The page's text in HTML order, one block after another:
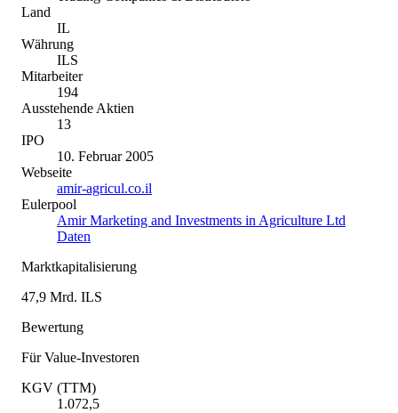
Land
IL
Währung
ILS
Mitarbeiter
194
Ausstehende Aktien
13
IPO
10. Februar 2005
Webseite
amir-agricul.co.il
Eulerpool
Amir Marketing and Investments in Agriculture Ltd
Daten
Marktkapitalisierung
47,9 Mrd. ILS
Bewertung
Für Value-Investoren
KGV (TTM)
1.072,5